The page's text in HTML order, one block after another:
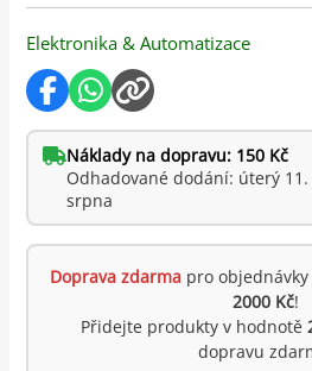
Elektronika & Automatizace
Náklady na dopravu: 150 Kč
Odhadované dodání: úterý
srpna
Doprava zdarmapro
2000 Kč!
Přidejte produkty v hodnotě
dopravu